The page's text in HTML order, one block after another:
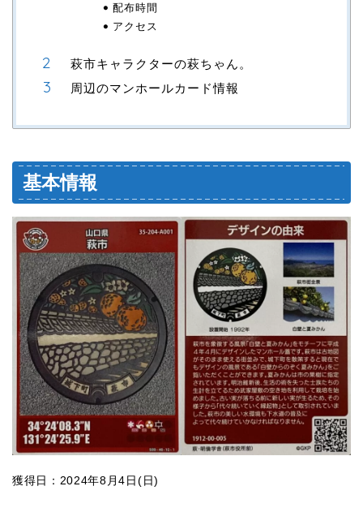
配布時間
アクセス
萩市キャラクターの萩ちゃん。
周辺のマンホールカード情報
基本情報
獲得日：2024年8月4日(日)